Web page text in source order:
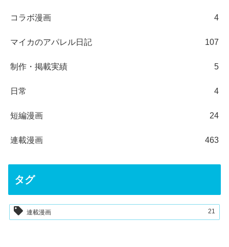
コラボ漫画 4
マイカのアパレル日記 107
制作・掲載実績 5
日常 4
短編漫画 24
連載漫画 463
タグ
連載漫画 21